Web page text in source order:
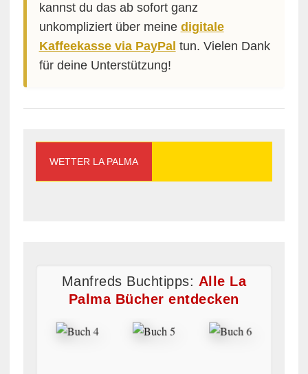
kannst du das ab sofort ganz
unkompliziert über meine digitale
Kaffeekasse via PayPal tun. Vielen Dank
für deine Unterstützung!
WETTER LA PALMA
Manfreds Buchtipps: Alle La
Palma Bücher entdecken